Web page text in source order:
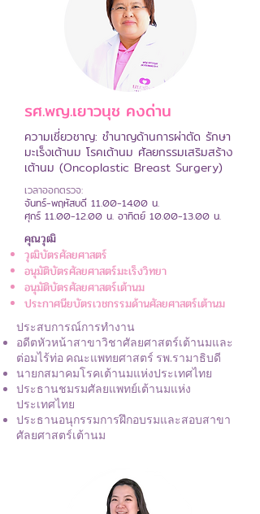
รศ.พญ.เยาวนุช คงด่าน
ความเชี่ยวชาญ: ชำนาญด้านการผ่าตัด รักษา
มะเร็งเต้านม โรคเต้านม ศัลยกรรมเสริมสร้าง
เต้านม (Oncoplastic Breast Surgery) ​
เวลาออกตรวจ:
จันทร์-พฤหัสบดี 11.00-14.00 น.
ศุกร์ 11.00-12.00 น. อาทิตย์ 10.00-13.00 น.
คุณวุฒิ
วุฒิบัตรศัลยศาสตร์
อนุมัติบัตรศัลยศาสตร์มะเร็งวิทยา
อนุมัติบัตรศัลยศาสตร์เต้านม
ประกาศนียบัตรเวชกรรมด้านศัลยศาสตร์เต้านม
ประสบการณ์การทำงาน
อดีตหัวหน้าสาขาวิชาศัลยศาสตร์เต้านมและ
ต่อมไร้ท่อ คณะแพทยศาสตร์ รพ.รามาธิบดี
นายกสมาคมโรคเต้านมแห่งประเทศไทย
ประธานชมรมศัลยแพทย์เต้านมแห่ง
ประเทศไทย
ประธานอนุกรรมการฝึกอบรมและสอบสาขา
ศัลยศาสตร์เต้านม